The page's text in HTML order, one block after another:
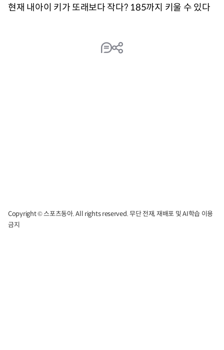
Copyright © 스포츠동아. All rights reserved. 무단 전재, 재배포 및 AI학습 이용
금지